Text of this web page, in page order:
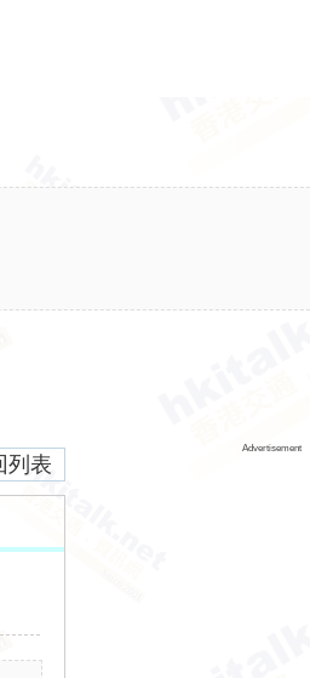
列表
Advertisement